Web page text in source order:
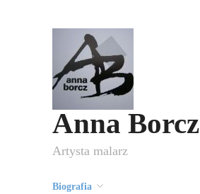
Anna Borcz
Artysta malarz
Biografia